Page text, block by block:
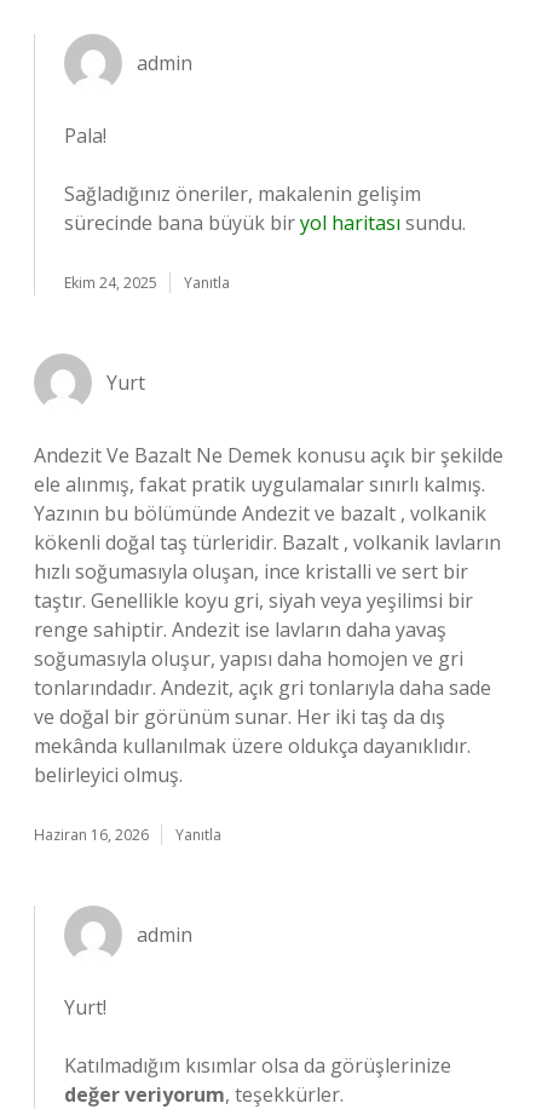
admin
Pala!
Sağladığınız öneriler, makalenin gelişim
sürecinde bana büyük biryol haritası sundu.
Ekim 24, 2025 Yanıtla
Yurt
Andezit Ve Bazalt Ne Demek konusu açık bir şekilde
ele alınmış, fakat pratik uygulamalar sınırlı kalmış.
Yazının bu bölümünde Andezit ve bazalt , volkanik
kökenli doğal taş türleridir. Bazalt , volkanik lavların
hızlı soğumasıyla oluşan, ince kristalli ve sert bir
taştır. Genellikle koyu gri, siyah veya yeşilimsi bir
renge sahiptir. Andezit ise lavların daha yavaş
soğumasıyla oluşur, yapısı daha homojen ve gri
tonlarındadır. Andezit, açık gri tonlarıyla daha sade
ve doğal bir görünüm sunar. Her iki taş da dış
mekânda kullanılmak üzere oldukça dayanıklıdır.
belirleyici olmuş.
Haziran 16, 2026 Yanıtla
admin
Yurt!
Katılmadığım kısımlar olsa da görüşlerinize
değer veriyorum, teşekkürler.